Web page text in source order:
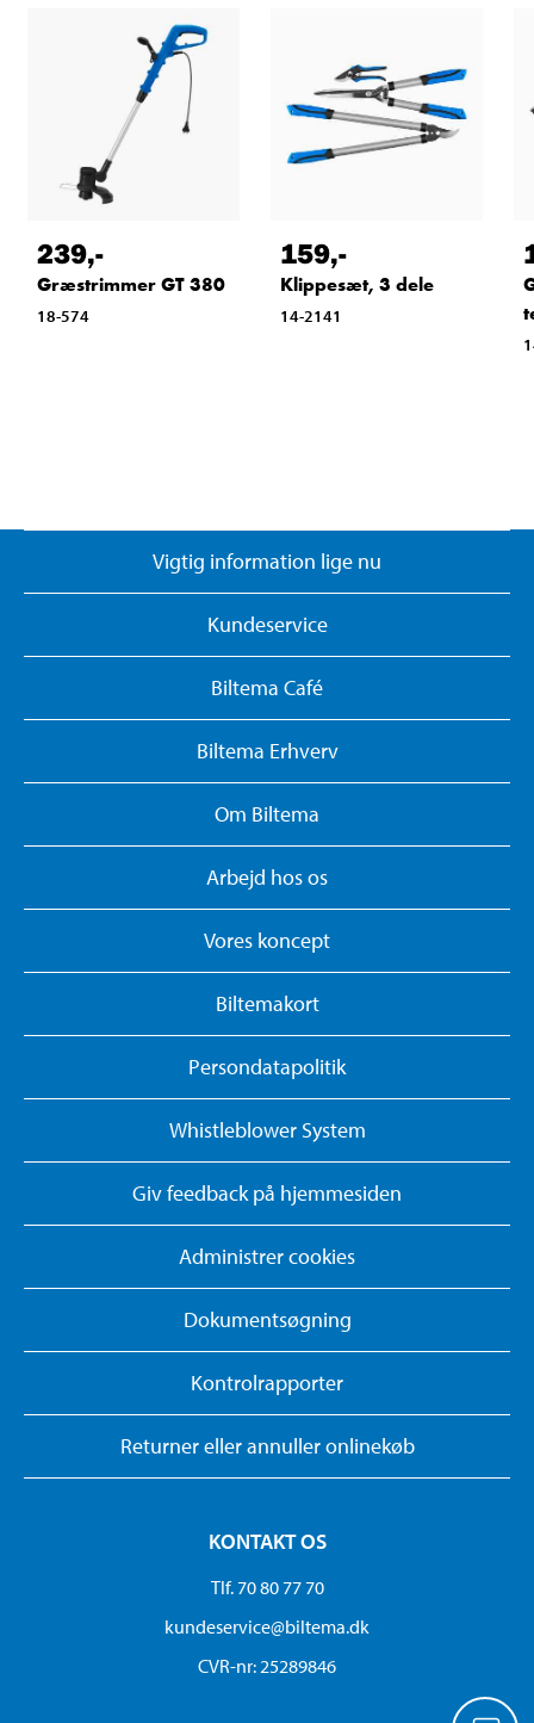
239,-
Græstrimmer GT 380
18-574
159,-
Klippesæt, 3 dele
14-2141
Vigtig information lige nu
Kundeservice
Biltema Café
Biltema Erhverv
Om Biltema
Arbejd hos os
Vores koncept
Biltemakort
Persondatapolitik
Whistleblower System
Giv feedback på hjemmesiden
Administrer cookies
Dokumentsøgning
Kontrolrapporter
Returner eller annuller onlinekøb
KONTAKT OS
Tlf. 70 80 77 70
kundeservice@biltema.dk
CVR-nr: 25289846